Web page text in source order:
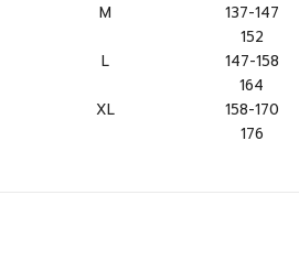
M
137-147
152
L
147-158
164
XL
158-170
176